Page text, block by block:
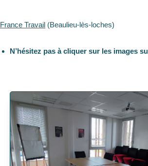
France Travail (Beaulieu-lès-loches)
N’hésitez pas à cliquer sur les images